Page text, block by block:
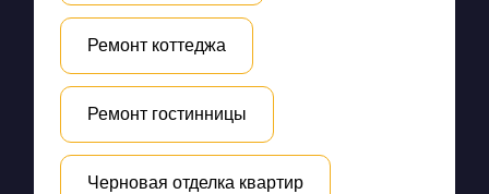
Ремонт коттеджа
Ремонт гостинницы
Черновая отделка квартир